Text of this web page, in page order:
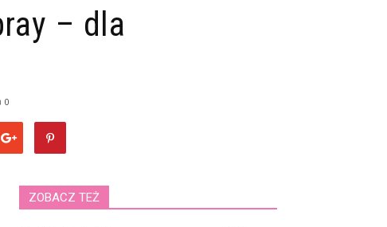
– dla
0
ZOBACZ TEŻ